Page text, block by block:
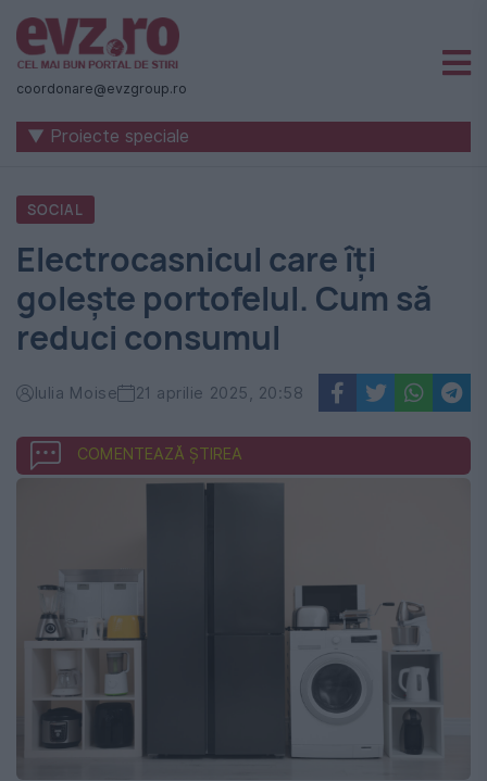
Știri
naționale
internaționale
România
-
Evenimentul
Zilei
coordonare@evzgroup.ro
▼ Proiecte speciale
SOCIAL
Electrocasnicul care îți
golește portofelul. Cum să
reduci consumul
Iulia Moise 21 aprilie 2025, 20:58
COMENTEAZĂ ȘTIREA